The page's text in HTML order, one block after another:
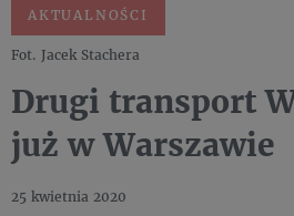
AKTUALNOŚCI
Fot. Jacek Stachera
Drugi transport
już w Warszawie
25 kwietnia 2020